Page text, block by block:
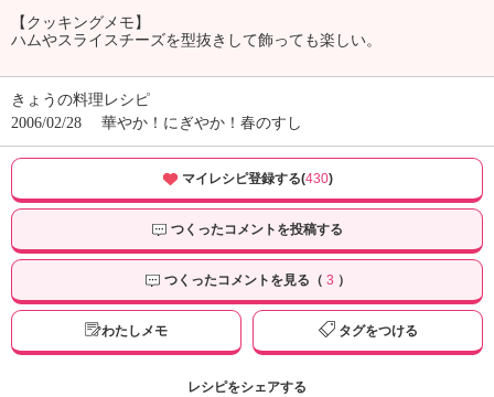
【クッキングメモ】
ハムやスライスチーズを型抜きして飾っても楽しい。
きょうの料理レシピ
2006/02/28
華やか！にぎやか！春のすし
マイレシピ登録する(430)
つくったコメントを投稿する
つくったコメントを見る（ 3 ）
わたしメモ タグをつける
レシピをシェアする